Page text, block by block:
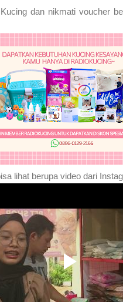
dan nikmati voucher
lihat berupa video dari